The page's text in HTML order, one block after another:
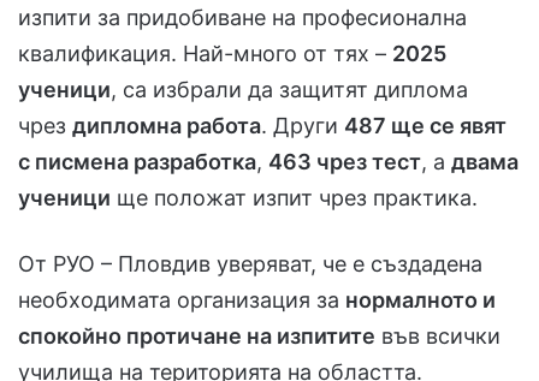
изпити за придобиване на професионална
квалификация. Най-много от тях – 2025
ученици, са избрали да защитят диплома
чрез дипломна работа. Други 487 ще се явят
с писмена разработка, 463 чрез тест, а двама
ученици ще положат изпит чрез практика.
От РУО – Пловдив уверяват, че е създадена
необходимата организация за нормалното и
спокойно протичане на изпитите във всички
училища на територията на областта.